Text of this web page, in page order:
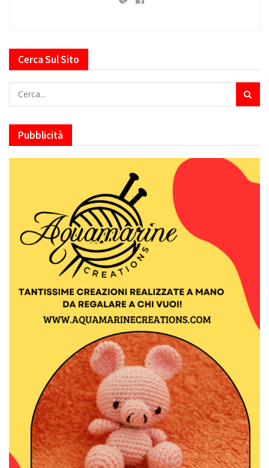
Cerca Sul Sito
Pubblicità